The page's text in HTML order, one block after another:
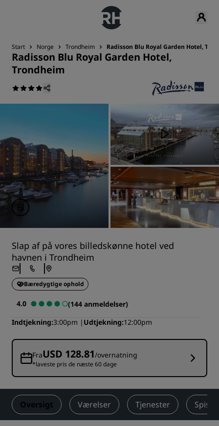
Start Norge Trondheim Radisson Blu Royal Garden Hotel,
Radisson Blu Royal Garden Hotel,
Trondheim
Slap af på vores billedskønne hotel ved
havnen i Trondheim
Bæredygtige ophold
4.0
(144 anmeldelser)
Indtjekning 3:00pm Udtjekning 12:00pm
FraUSD 128.81/overnatning
*laveste pris de næste 60 dage
Oversigt Værelser Tjenester